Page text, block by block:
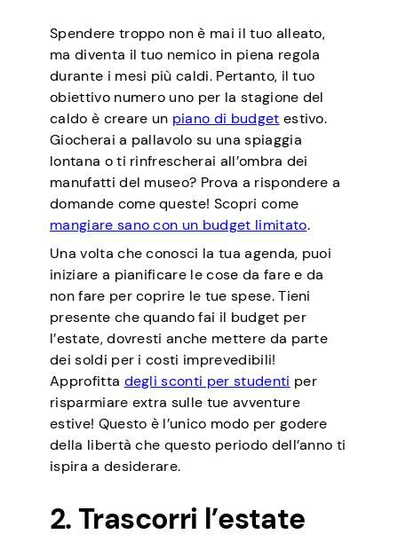
Spendere troppo non è mai il tuo alleato,
ma diventa il tuo nemico in piena regola
durante i mesi più caldi. Pertanto, il tuo
obiettivo numero uno per la stagione del
caldo è creare un piano di budget estivo.
Giocherai a pallavolo su una spiaggia
lontana o ti rinfrescherai all’ombra dei
manufatti del museo? Prova a rispondere a
domande come queste! Scopri come
mangiare sano con un budget limitato.
Una volta che conosci la tua agenda, puoi
iniziare a pianificare le cose da fare e da
non fare per coprire le tue spese. Tieni
presente che quando fai il budget per
l’estate, dovresti anche mettere da parte
dei soldi per i costi imprevedibili!
Approfitta degli sconti per studenti per
risparmiare extra sulle tue avventure
estive! Questo è l’unico modo per godere
della libertà che questo periodo dell’anno ti
ispira a desiderare.
2. Trascorri l’estate